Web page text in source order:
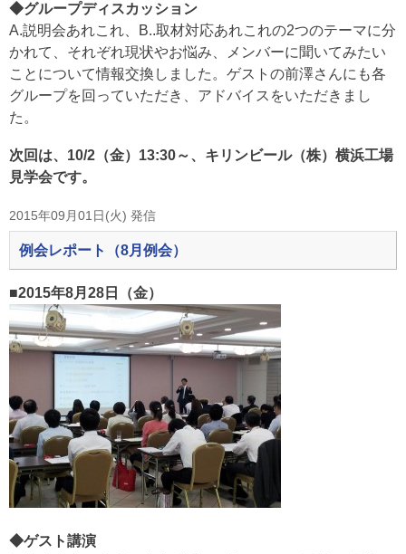
◆グループディスカッション
A.説明会あれこれ、B..取材対応あれこれの2つのテーマに分
かれて、それぞれ現状やお悩み、メンバーに聞いてみたい
ことについて情報交換しました。ゲストの前澤さんにも各
グループを回っていただき、アドバイスをいただきまし
た。
次回は、10/2（金）13:30～、キリンビール（株）横浜工場
見学会です。
2015年09月01日(火) 発信
例会レポート（8月例会）
■2015年8月28日（金）
◆ゲスト講演